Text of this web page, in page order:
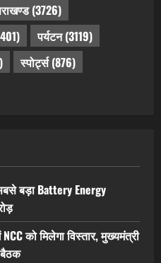
(3726)
पर्यटन(3119)
स्पोर्ट्स(876)
बड़ा Battery Energy
को मिलेगा विस्तार, मुख्यमंत्री
बैठक